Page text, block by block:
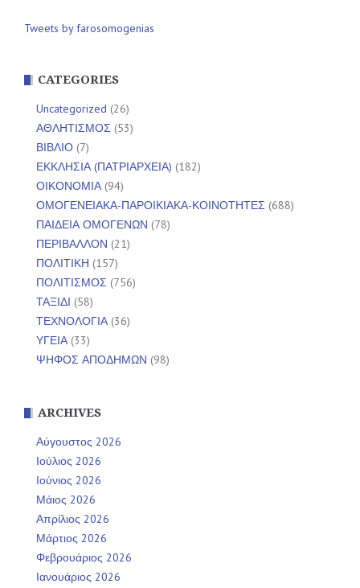
Tweets by farosomogenias
CATEGORIES
Uncategorized (26)
ΑΘΛΗΤΙΣΜΟΣ (53)
ΒΙΒΛΙΟ (7)
ΕΚΚΛΗΣΙΑ (ΠΑΤΡΙΑΡΧΕΙΑ) (182)
ΟΙΚΟΝΟΜΙΑ(94)
ΟΜΟΓΕΝΕΙΑΚΑ-ΠΑΡΟΙΚΙΑΚΑ-ΚΟΙΝΟΤΗΤΕΣ (688)
ΠΑΙΔΕΙΑ ΟΜΟΓΕΝΩΝ (78)
ΠΕΡΙΒΑΛΛΟΝ (21)
ΠΟΛΙΤΙΚΗ (157)
ΠΟΛΙΤΙΣΜΟΣ (756)
ΤΑΞΙΔΙ (58)
ΤΕΧΝΟΛΟΓΙΑ(36)
ΥΓΕΙΑ(33)
ΨΗΦΟΣ ΑΠΟΔΗΜΩΝ (98)
ARCHIVES
Αύγουστος 2026
Ιούλιος 2026
Ιούνιος 2026
Μάιος 2026
Απρίλιος 2026
Μάρτιος 2026
Φεβρουάριος 2026
Ιανουάριος 2026